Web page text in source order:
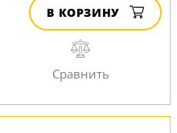
В КОРЗИНУ